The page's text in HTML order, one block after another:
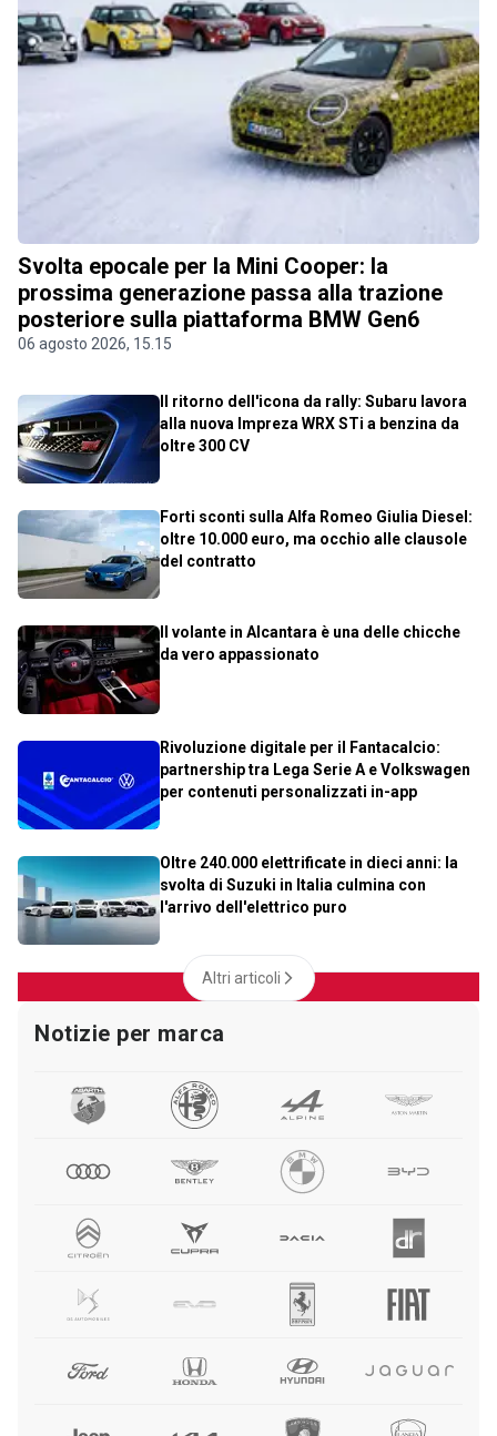
Svolta epocale per la Mini Cooper: la
prossima generazione passa alla trazione
posteriore sulla piattaforma BMW Gen6
06 agosto 2026, 15.15
Il ritorno dell'icona da rally: Subaru lavora
alla nuova Impreza WRX STi a benzina da
oltre 300 CV
Forti sconti sulla Alfa Romeo Giulia Diesel:
oltre 10.000 euro, ma occhio alle clausole
del contratto
Il volante in Alcantara è una delle chicche
da vero appassionato
Rivoluzione digitale per il Fantacalcio:
partnership tra Lega Serie A e Volkswagen
per contenuti personalizzati in-app
Oltre 240.000 elettrificate in dieci anni: la
svolta di Suzuki in Italia culmina con
l'arrivo dell'elettrico puro
Altri articoli
Notizie per marca